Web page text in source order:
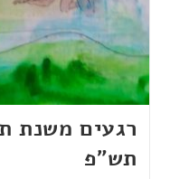
רגעים משנת
תש"פ